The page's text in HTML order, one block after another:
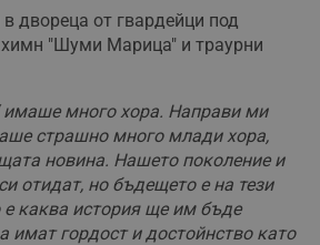
в двореца от гвардейци под
"Шуми Марица" и траурни
имаше много хора. Направи ми
страшно много млади хора,
новина. Нашето поколение и
отидат, но бъдещето е на тези
каква история ще им бъде
имат гордост и достойнство като